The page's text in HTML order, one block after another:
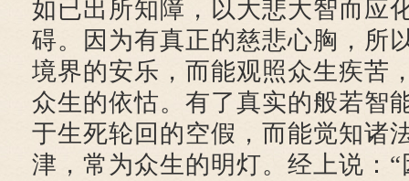
如已出所知障，以大悲大智而应
碍。因为有真正的慈悲心胸，所
境界的安乐，而能观照众生疾苦
众生的依怙。有了真实的般若智
于生死轮回的空假，而能觉知诸
津，常为众生的明灯。经上说：